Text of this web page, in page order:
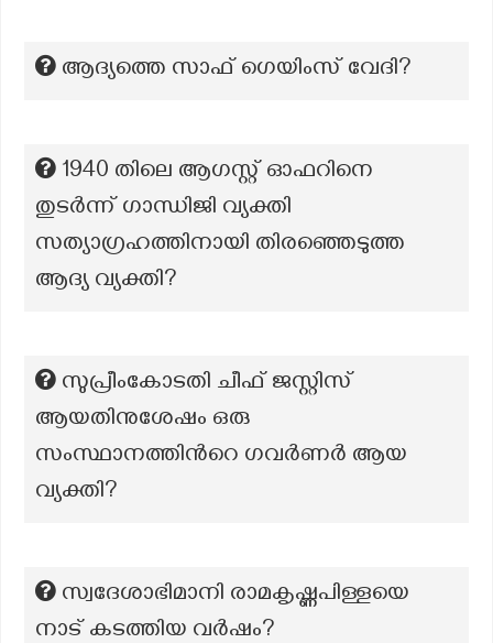
ആദ്യത്തെ സാഫ് ഗെയിംസ് വേദി?
1940 തിലെ ആഗസ്റ്റ് ഓഫറിനെ
തുടർന്ന് ഗാന്ധിജി വ്യക്തി
സത്യാഗ്രഹത്തിനായി തിരഞ്ഞെടുത്ത
ആദ്യ വ്യക്തി?
സുപ്രീംകോടതി ചീഫ് ജസ്റ്റിസ്
ആയതിനുശേഷം ഒരു
സംസ്ഥാനത്തിന്‍റെ ഗവര്‍ണര്‍ ആയ
വ്യക്തി?
സ്വദേശാഭിമാനി രാമകൃഷ്ണപിള്ളയെ
നാട് കടത്തിയ വർഷം?